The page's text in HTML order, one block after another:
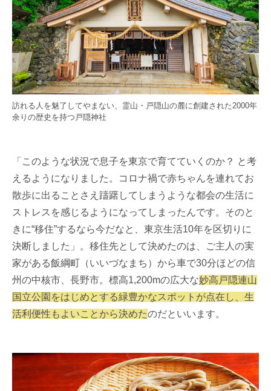
訪れる人を魅了してやまない、霊山・戸隠山の麓に創建された2000年
余りの歴史を持つ戸隠神社
「このような状況で息子を東京で育てていくのか？ と考
えるようになりました。コロナ禍で赤ちゃんを連れてお
散歩に出ることさえ躊躇してしまうような都会の生活に
ストレスを感じるようになってしまったんです。そのと
きに“移住”するなら今だなと、東京生活10年を区切りに
決断しました」。移住先として決めたのは、ご主人の実
家がある飯綱町（いいづなまち）から車で30分ほどの信
州の中核市、長野市。標高1,200mの広大な妙高戸隠連山
国立公園をはじめとする緑豊かなスポットが点在し、生
活利便性もよいことから決めたのだといいます。